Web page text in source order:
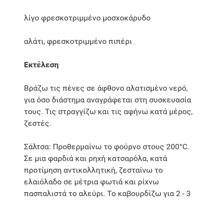
λίγο φρεσκοτριμμένο μοσχοκάρυδο
αλάτι, φρεσκοτριμμένο πιπέρι
Εκτέλεση
Βράζω τις πένες σε άφθονο αλατισμένο νερό,
για όσο διάστημα αναγράφεται στη συσκευασία
τους. Τις στραγγίζω και τις αφήνω κατά μέρος,
ζεστές.
Σάλτσα: Προθερμαίνω το φούρνο στους 200°C.
Σε μια φαρδιά και ρηχή κατσαρόλα, κατά
προτίμηση αντικολλητική, ζεσταίνω το
ελαιόλαδο σε μέτρια φωτιά και ρίχνω
πασπαλιστά το αλεύρι. Το καβουρδίζω για 2 - 3